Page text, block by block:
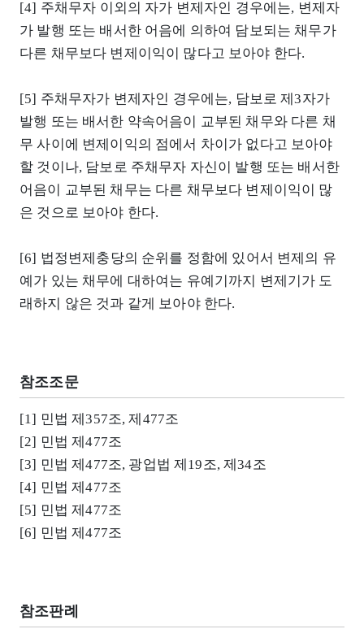
[4] 주채무자 이외의 자가 변제자인 경우에는, 변제자
가 발행 또는 배서한 어음에 의하여 담보되는 채무가
다른 채무보다 변제이익이 많다고 보아야 한다.
[5] 주채무자가 변제자인 경우에는, 담보로 제3자가
발행 또는 배서한 약속어음이 교부된 채무와 다른 채
무 사이에 변제이익의 점에서 차이가 없다고 보아야
할 것이나, 담보로 주채무자 자신이 발행 또는 배서한
어음이 교부된 채무는 다른 채무보다 변제이익이 많
은 것으로 보아야 한다.
[6] 법정변제충당의 순위를 정함에 있어서 변제의 유
예가 있는 채무에 대하여는 유예기까지 변제기가 도
래하지 않은 것과 같게 보아야 한다.
참조조문
[1] 민법 제357조, 제477조
[2] 민법 제477조
[3] 민법 제477조, 광업법 제19조, 제34조
[4] 민법 제477조
[5] 민법 제477조
[6] 민법 제477조
참조판례